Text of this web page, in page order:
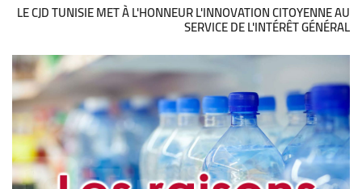
LE CJD TUNISIE MET À L'HONNEUR L'INNOVATION CITOYENNE AU
SERVICE DE L'INTÉRÊT GÉNÉRAL